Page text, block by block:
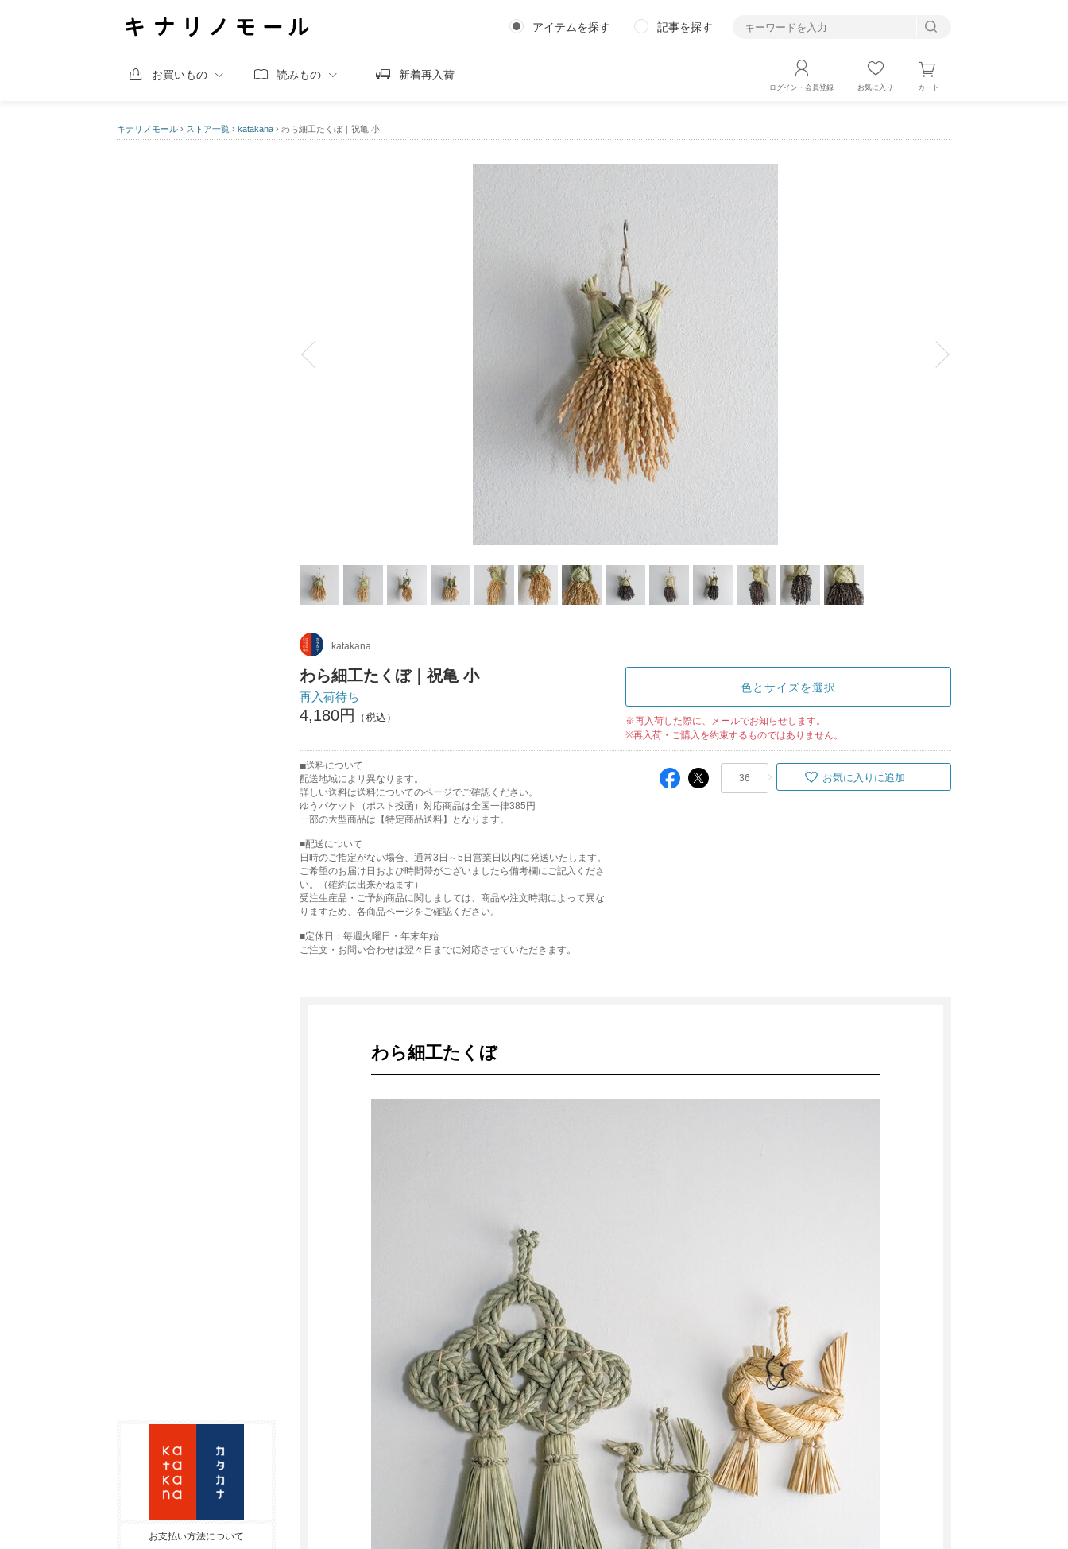
アイテムを探す 記事を探す
お買いもの 読みもの 新着再入荷
ログイン・会員登録 お気に入り カート
キナリノモール › ストア一覧 › katakana › わら細工たくぼ｜祝亀 小
お支払い方法について
katakana
わら細工たくぼ｜祝亀 小
再入荷待ち
4,180円
色とサイズを選択
※再入荷した際に、メールでお知らせします。
※再入荷・ご購入を約束するものではありません。
送料について
配送地域によリ異なります。
詳しい送料は送料についてのページでご確認ください。
ゆうパケット（ポスト投函）対応商品は全国一律385円
一部の大型商品は【特定商品送料】となります。
■配送について
日時のご指定がない場合、通常3日～5日営業日以内に発送いたします。
ご希望のお届け日および時間帯がございましたら備考欄にご記入くださ
い。（確約は出来かねます）
受注生産品・ご予約商品に関しましては、商品や注文時期によって異な
りますため、各商品ページをご確認ください。
■定休日：毎週火曜日・年末年始
ご注文・お問い合わせは翌々日までに対応させていただきます。
36 お気に入りに追加
わら細工たくぼ